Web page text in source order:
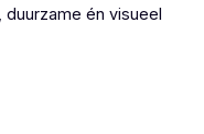
én visueel